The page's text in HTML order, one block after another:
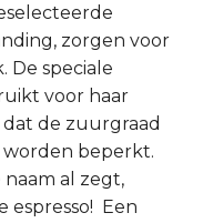
zorgen voor
De speciale
voor haar
de zuurgraad
beperkt.
naam al zegt,
espresso! Een